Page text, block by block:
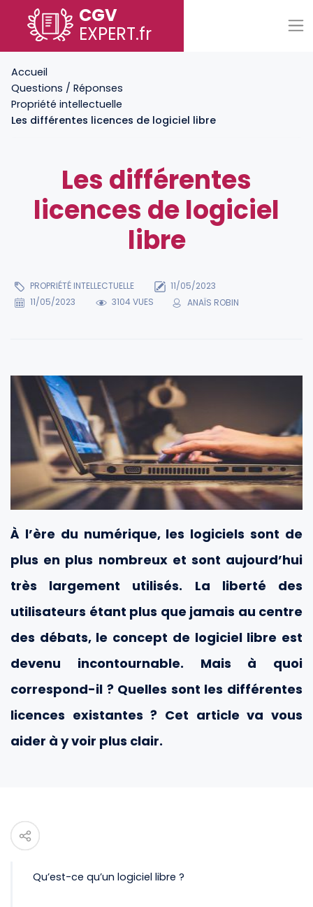
CGV
EXPERT.fr
Accueil
Questions / Réponses
Propriété intellectuelle
Les différentes licences de logiciel libre
Les différentes
licences de logiciel
libre
PROPRIÉTÉ INTELLECTUELLE
11/05/2023
11/05/2023
3104 VUES ANAÏS ROBIN
À l’ère du numérique, les logiciels sont de
plus en plus nombreux et sont aujourd’hui
très largement utilisés. La liberté des
utilisateurs étant plus que jamais au centre
des débats, le concept de logiciel libre est
devenu incontournable. Mais à quoi
correspond-il ? Quelles sont les différentes
licences existantes ? Cet article va vous
aider à y voir plus clair.
Qu’est-ce qu’un logiciel libre ?